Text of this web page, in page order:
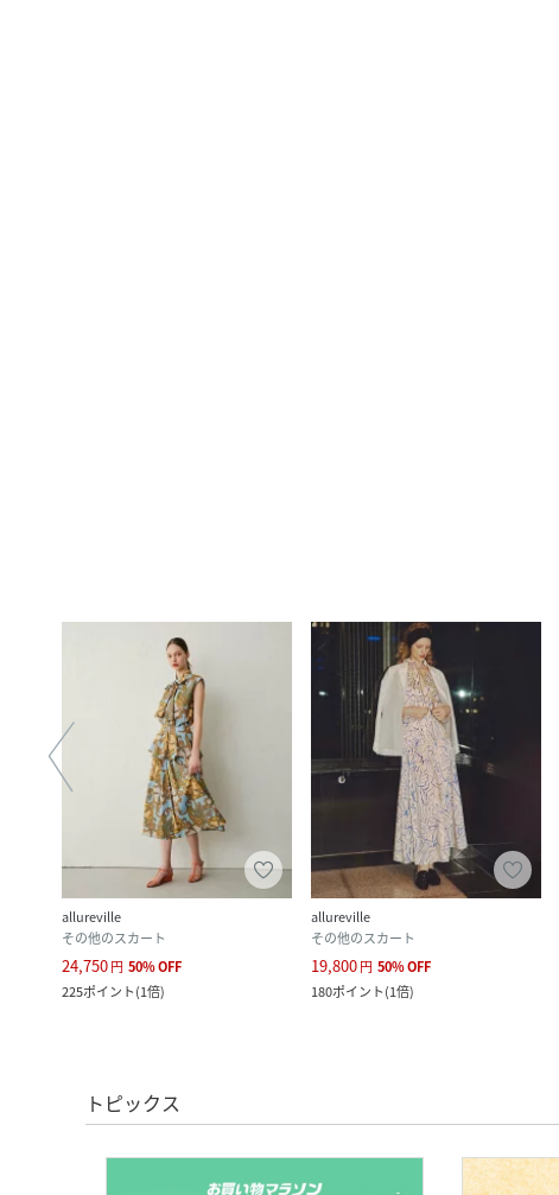
allureville
その他のスカート
24,750円 50%OFF
225ポイント(1倍)
allureville
その他のスカート
19,800円 50%OFF
180ポイント(1倍)
トピックス